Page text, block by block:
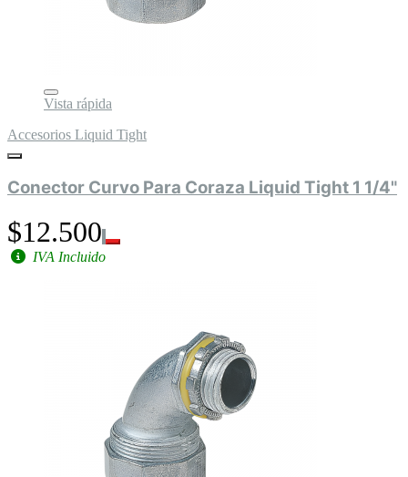
Vista rápida
Accesorios Liquid Tight
Conector Curvo Para Coraza Liquid Tight 1 1/4"
$12.500
IVA Incluido